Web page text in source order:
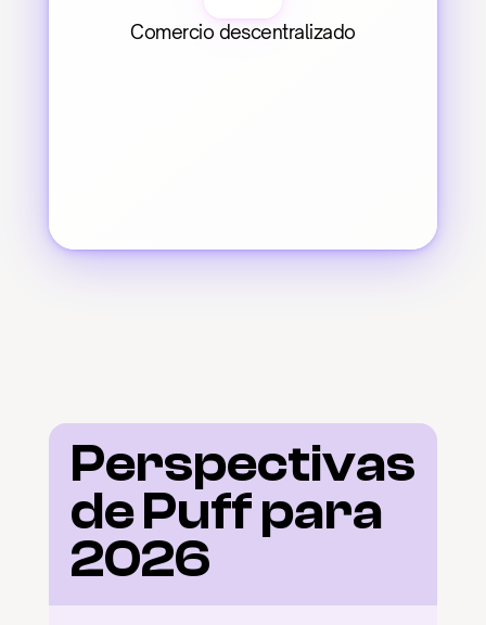
Comercio descentralizado
Perspectivas
de Puff para
2026